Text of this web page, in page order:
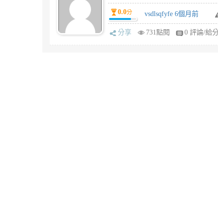
0.0分 vsdlsqfyfe 6個月前
分享 731點閱 0 評論/給